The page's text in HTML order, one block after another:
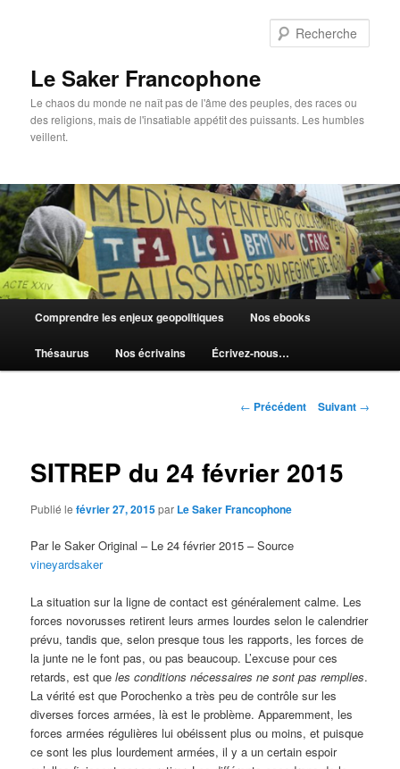
Le Saker Francophone
Le chaos du monde ne naît pas de l'âme des peuples, des races ou
des religions, mais de l'insatiable appétit des puissants. Les humbles
veillent.
Comprendre les enjeux geopolitiques Nos ebooks
Thésaurus Nos écrivains Écrivez-nous…
Navigation
← Précédent Suivant →
SITREP du 24 février 2015
Publié lefévrier 27, 2015par Le Saker Francophone
Par le Saker Original – Le 24 février 2015 – Source
vineyardsaker
La situation sur la ligne de contact est généralement calme. Les
forces novorusses retirent leurs armes lourdes selon le calendrier
prévu, tandis que, selon presque tous les rapports, les forces de
la junte ne le font pas, ou pas beaucoup. L’excuse pour ces
retards, est queles conditions nécessaires ne sont pas remplies.
La vérité est que Porochenko a très peu de contrôle sur les
diverses forces armées, là est le problème. Apparemment, les
forces armées régulières lui obéissent plus ou moins, et puisque
ce sont les plus lourdement armées, il y a un certain espoir